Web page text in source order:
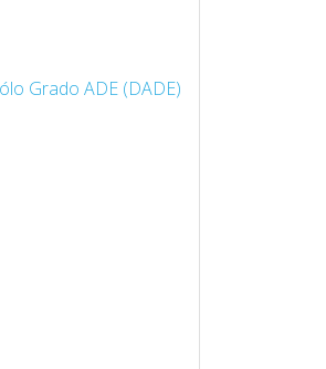
Grado ADE (DADE)